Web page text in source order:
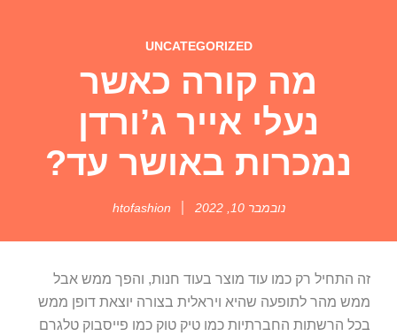
UNCATEGORIZED
מה קורה כאשר
נעלי אייר ג’ורדן
נמכרות באושר עד?
נובמבר 10, 2022 htofashion
זה התחיל רק כמו עוד מוצר בעוד חנות, והפך ממש אבל
ממש מהר לתופעה שהיא ויראלית בצורה יוצאת דופן ממש
בכל הרשתות החברתיות כמו טיק טוק כמו פייסבוק טלגרם